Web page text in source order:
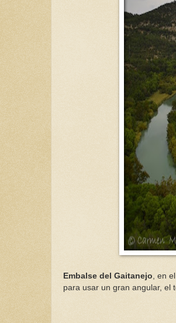
Embalse del Gaitanejo , en
para usar un gran angular, el